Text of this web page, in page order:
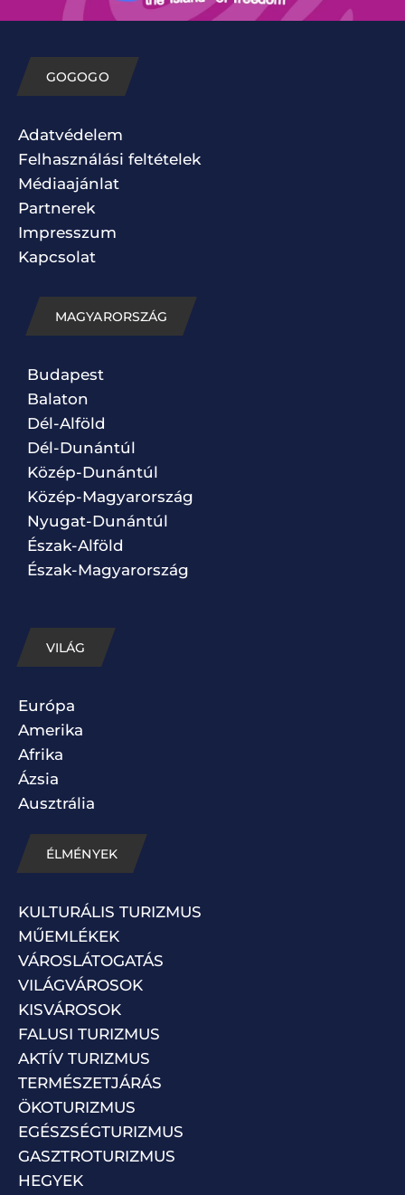
GOGOGO
Adatvédelem
Felhasználási feltételek
Médiaajánlat
Partnerek
Impresszum
Kapcsolat
MAGYARORSZÁG
Budapest
Balaton
Dél-Alföld
Dél-Dunántúl
Közép-Dunántúl
Közép-Magyarország
Nyugat-Dunántúl
Észak-Alföld
Észak-Magyarország
VILÁG
Európa
Amerika
Afrika
Ázsia
Ausztrália
ÉLMÉNYEK
KULTURÁLIS TURIZMUS
MŰEMLÉKEK
VÁROSLÁTOGATÁS
VILÁGVÁROSOK
KISVÁROSOK
FALUSI TURIZMUS
AKTÍV TURIZMUS
TERMÉSZETJÁRÁS
ÖKOTURIZMUS
EGÉSZSÉGTURIZMUS
GASZTROTURIZMUS
HEGYEK